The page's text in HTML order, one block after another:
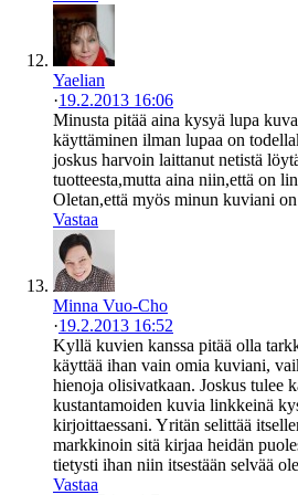
Yaelian
·19.2.2013 16:06
Minusta pitää aina kysyä lupa
käyttäminen ilman lupaa on
joskus harvoin laittanut netistä
tuotteesta,mutta aina niin,että on
Oletan,että myös minun kuviani
Vastaa
Minna Vuo-Cho
·19.2.2013 16:52
Kyllä kuvien kanssa pitää olla
käyttää ihan vain omia kuviani,
hienoja olisivatkaan. Joskus tulee
kustantamoiden kuvia linkkeinä
kirjoittaessani. Yritän selittää
markkinoin sitä kirjaa heidän
tietysti ihan niin itsestään selvää
Vastaa